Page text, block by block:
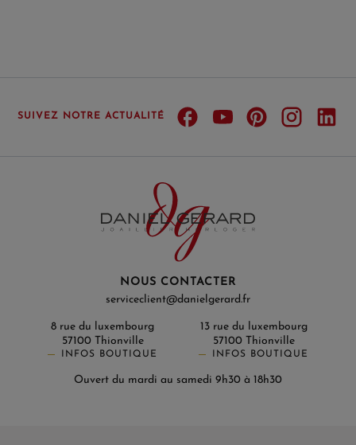
SUIVEZ NOTRE ACTUALITÉ
NOUS CONTACTER
serviceclient@danielgerard.fr
8 rue du luxembourg
57100 Thionville
INFOS BOUTIQUE
13 rue du luxembourg
57100 Thionville
INFOS BOUTIQUE
Ouvert du mardi au samedi 9h30 à 18h30